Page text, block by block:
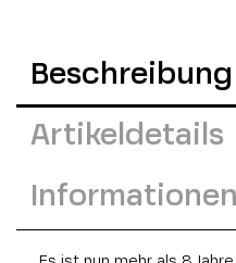
Beschreibung
Artikeldetails